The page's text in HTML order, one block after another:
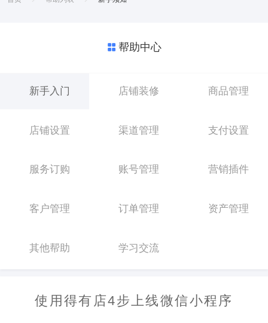
帮助中心
新手入门 店铺装修 商品管理
店铺设置 渠道管理 支付设置
服务订购 账号管理 营销插件
客户管理 订单管理 资产管理
其他帮助 学习交流
使用得有店4步上线微信小程序